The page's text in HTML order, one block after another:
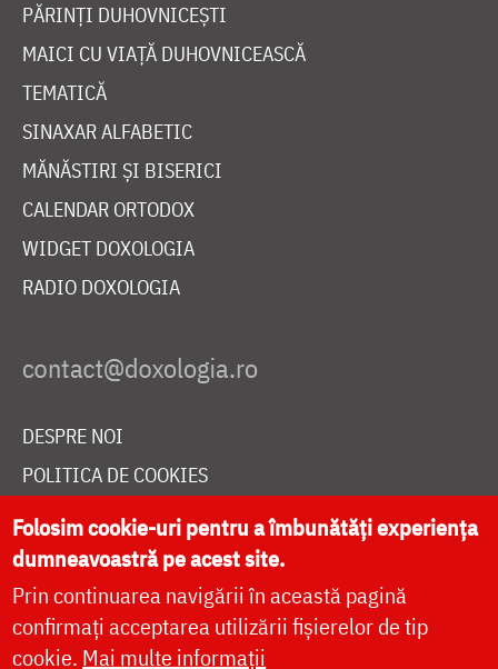
PĂRINȚI DUHOVNICEȘTI
MAICI CU VIAȚĂ DUHOVNICEASCĂ
TEMATICĂ
SINAXAR ALFABETIC
MĂNĂSTIRI ȘI BISERICI
CALENDAR ORTODOX
WIDGET DOXOLOGIA
RADIO DOXOLOGIA
DESPRE NOI
POLITICA DE COOKIES
DONEAZĂ ONLINE PENTRU CATEDRALA NAȚIONALĂ
LIVE
Folosim cookie-uri pentru a îmbunătăți experiența
dumneavoastră pe acest site.
Prin continuarea navigării în această pagină
confirmați acceptarea utilizării fișierelor de tip
cookie. Mai multe informații